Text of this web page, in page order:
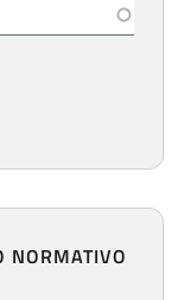
NORMATIVO